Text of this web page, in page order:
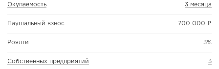
Окупаемость 3 месяца
Паушальный взнос 700 000 ₽
Роялти 3%
Собственных предприятий 3